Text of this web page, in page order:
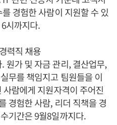
경험한 사람이 지원할 수 있
시까지다.
력직 채용
원가 및 자금 관리, 결산업무,
무를 책임지고 팀원들을 이
람에게 지원자격이 주어진
경험한 사람, 리더 직책을 경
기간은 9월8일까지다.